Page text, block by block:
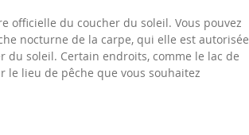
officielle du coucher du soleil. Vous pouvez
nocturne de la carpe, qui elle est autorisée
du soleil. Certain endroits, comme le lac de
le lieu de pêche que vous souhaitez